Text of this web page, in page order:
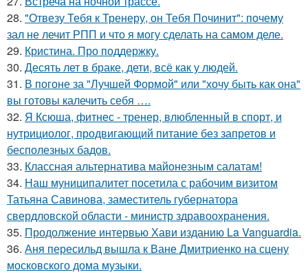
28. "Отвезу Тебя к Тренеру, он Тебя Починит": почему
зал не лечит РПП и что я могу сделать на самом деле.
29. Кристина. Про поддержку.
30. Десять лет в браке, дети, всё как у людей.
31. В погоне за "Лучшей Формой" или "хочу быть как она"
вы готовы калечить себя ….
32. Я Ксюша, фитнес - тренер, влюбленный в спорт, и
нутрициолог, продвигающий питание без запретов и
бесполезных бадов.
33. Классная альтернатива майонезным салатам!
34. Наш муниципалитет посетила с рабочим визитом
Татьяна Савинова, заместитель губернатора
свердловской области - министр здравоохранения.
35. Продолжение интервью Хави изданию La Vanguardia.
36. Аня пересильд вышла к Ване Дмитриенко на сцену
московского дома музыки.